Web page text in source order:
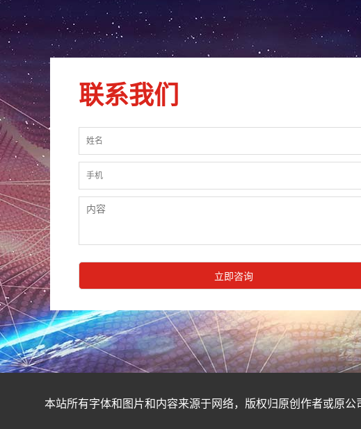
联系我们
本站所有字体和图片和内容来源于网络，版权归原创作者或原